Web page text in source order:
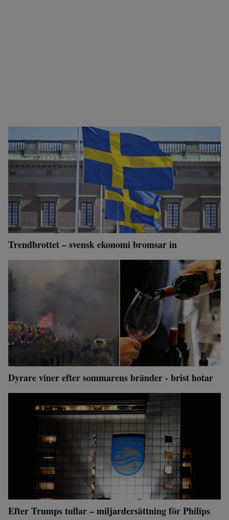
Trendbrottet – svensk ekonomi bromsar in
Dyrare viner efter sommarens bränder - brist hotar
Efter Trumps tullar – miljardersättning för Philips